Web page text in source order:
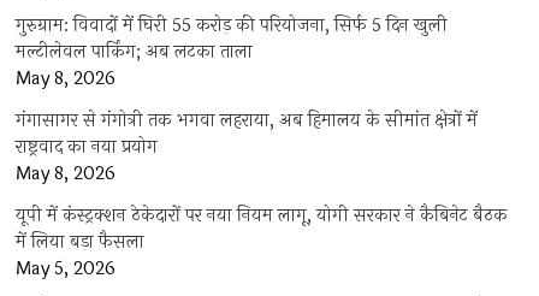
गुरुग्राम: विवादों में घिरी 55 करोड़ की परियोजना, सिर्फ 5 दिन खुली
मल्टीलेवल पार्किंग; अब लटका ताला
May 8, 2026
गंगासागर से गंगोत्री तक भगवा लहराया, अब हिमालय के सीमांत क्षेत्रों में
राष्ट्रवाद का नया प्रयोग
May 8, 2026
यूपी में कंस्ट्रक्शन ठेकेदारों पर नया नियम लागू, योगी सरकार ने कैबिनेट बैठक
में लिया बड़ा फैसला
May 5, 2026